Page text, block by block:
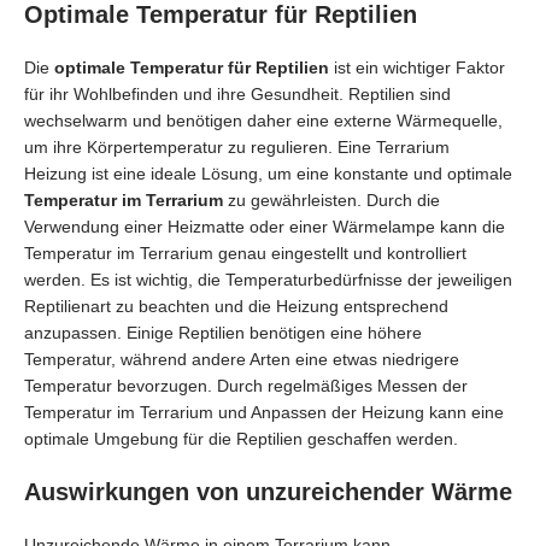
Optimale Temperatur für Reptilien
Die optimale Temperatur für Reptilien ist ein wichtiger Faktor
für ihr Wohlbefinden und ihre Gesundheit. Reptilien sind
wechselwarm und benötigen daher eine externe Wärmequelle,
um ihre Körpertemperatur zu regulieren. Eine Terrarium
Heizung ist eine ideale Lösung, um eine konstante und optimale
Temperatur im Terrarium zu gewährleisten. Durch die
Verwendung einer Heizmatte oder einer Wärmelampe kann die
Temperatur im Terrarium genau eingestellt und kontrolliert
werden. Es ist wichtig, die Temperaturbedürfnisse der jeweiligen
Reptilienart zu beachten und die Heizung entsprechend
anzupassen. Einige Reptilien benötigen eine höhere
Temperatur, während andere Arten eine etwas niedrigere
Temperatur bevorzugen. Durch regelmäßiges Messen der
Temperatur im Terrarium und Anpassen der Heizung kann eine
optimale Umgebung für die Reptilien geschaffen werden.
Auswirkungen von unzureichender Wärme